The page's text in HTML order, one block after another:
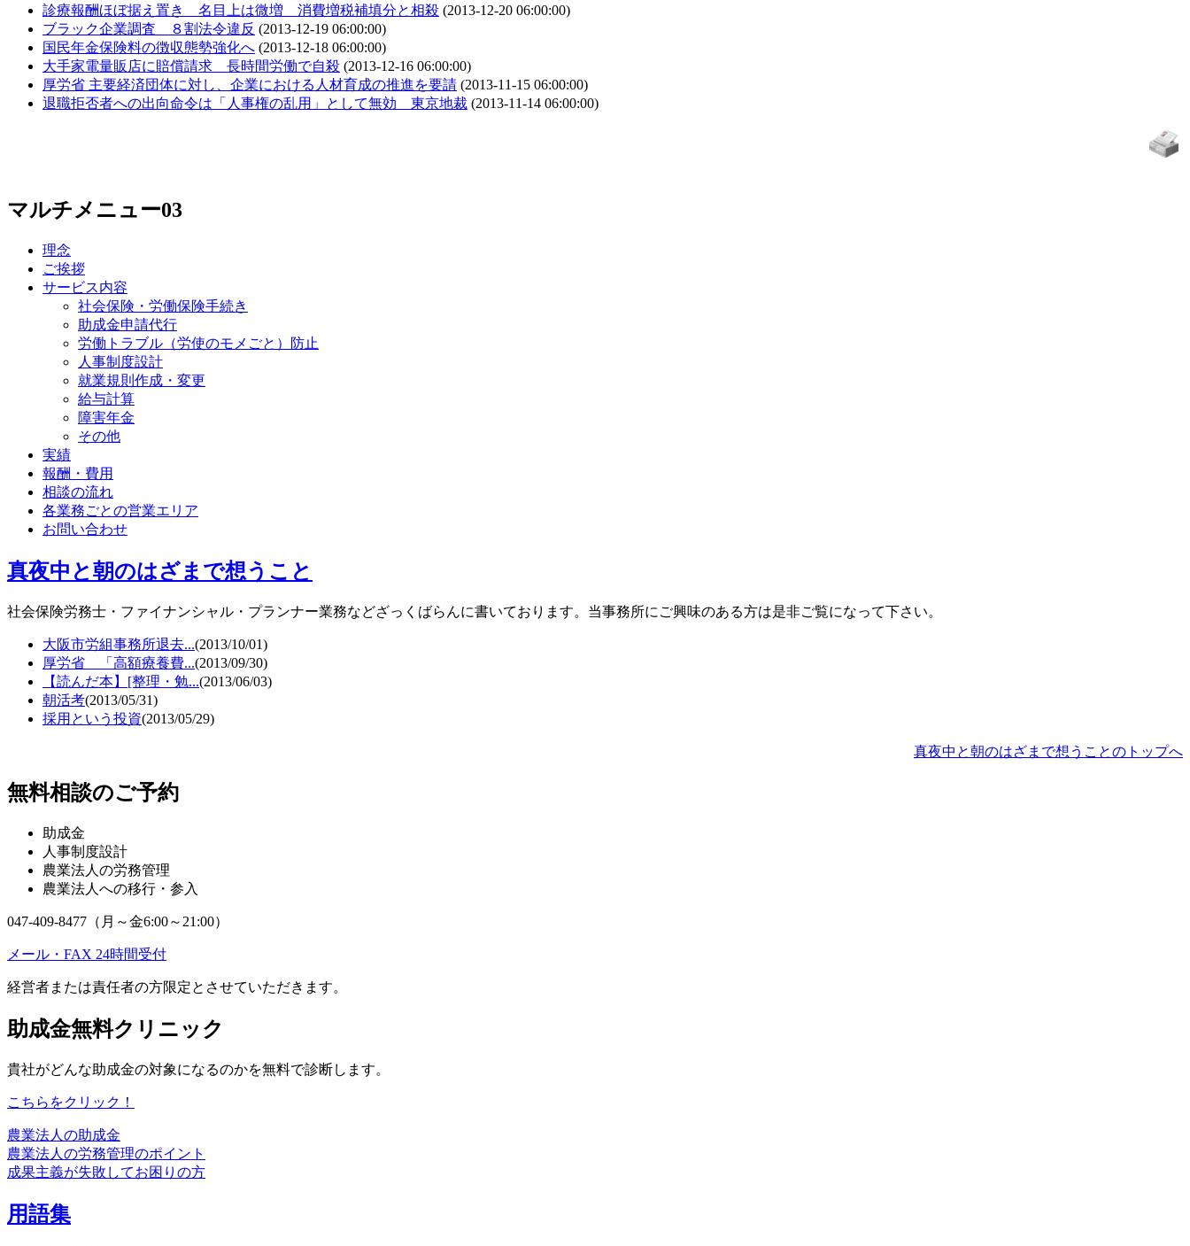
診療報酬ほぼ据え置き 名目上は微増 消費増税補填分と相殺 (2013-12-20 06:00:00)
ブラック企業調査 ８割法令違反 (2013-12-19 06:00:00)
国民年金保険料の徴収態勢強化へ (2013-12-18 06:00:00)
大手家電量販店に賠償請求 長時間労働で自殺 (2013-12-16 06:00:00)
厚労省 主要経済団体に対し、企業における人材育成の推進を要請 (2013-11-15 06:00:00)
退職拒否者への出向命令は「人事権の乱用」として無効 東京地裁 (2013-11-14 06:00:00)
マルチメニュー03
理念
ご挨拶
サービス内容
社会保険・労働保険手続き
助成金申請代行
労働トラブル（労使のモメごと）防止
人事制度設計
就業規則作成・変更
給与計算
障害年金
その他
実績
報酬・費用
相談の流れ
各業務ごとの営業エリア
お問い合わせ
真夜中と朝のはざまで想うこと
社会保険労務士・ファイナンシャル・プランナー業務などざっくばらんに書いております。当事務所にご興味のある方は是非ご覧になって下さい。
大阪市労組事務所退去...(2013/10/01)
厚労省 「高額療養費...(2013/09/30)
【読んだ本】[整理・勉...(2013/06/03)
朝活考(2013/05/31)
採用という投資(2013/05/29)
真夜中と朝のはざまで想うことのトップへ
無料相談のご予約
助成金
人事制度設計
農業法人の労務管理
農業法人への移行・参入
047-409-8477（月～金6:00～21:00）
メール・FAX 24時間受付
経営者または責任者の方限定とさせていただきます。
助成金無料クリニック
貴社がどんな助成金の対象になるのかを無料で診断します。
こちらをクリック！
農業法人の助成金
農業法人の労務管理のポイント
成果主義が失敗してお困りの方
用語集